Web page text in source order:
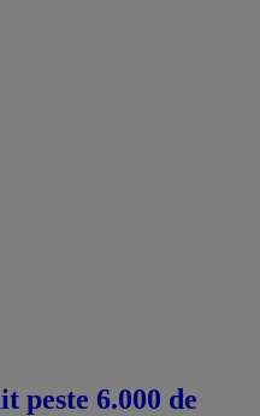
peste 6.000 de